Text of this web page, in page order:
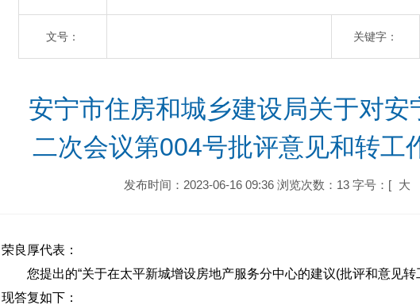
文号： 关键字：
安宁市住房和城乡建设局关于对安
二次会议第004号批评意见和转工
发布时间：2023-06-16 09:36 浏览次数：13 字号：[ 大
荣良厚代表：
您提出的“关于在太平新城增设房地产服务分中心的建议(批评和意见转
现答复如下：